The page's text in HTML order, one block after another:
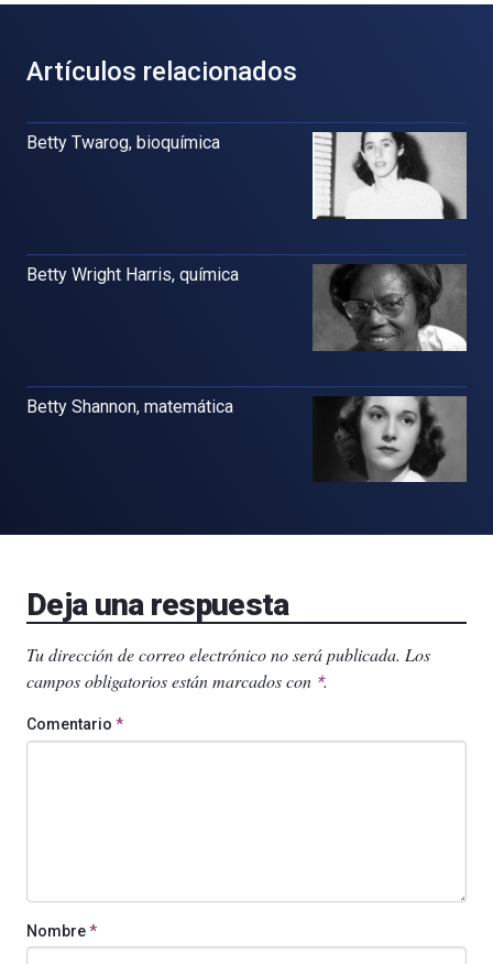
Artículos relacionados
Betty Twarog, bioquímica
Betty Wright Harris, química
Betty Shannon, matemática
Deja una respuesta
Tu dirección de correo electrónico no será publicada. Los
campos obligatorios están marcados con *.
Comentario *
Nombre*